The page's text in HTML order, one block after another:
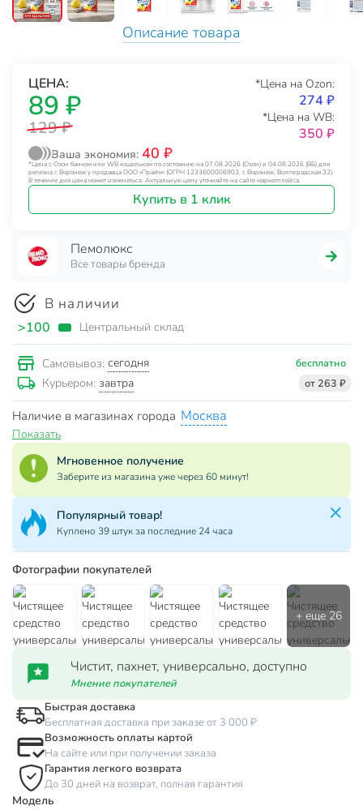
Описание товара
ЦЕНА:
89 ₽
129 ₽
*Цена на Ozon:
274 ₽
*Цена на WB:
350 ₽
Ваша экономия: 40 ₽
*Цена с Озон банком или WB кошельком по состоянию на 07.08.2026 (Озон) и 04.08.2026 (ВБ) для
региона г. Воронеж у продавца ООО «Прайм» (ОГРН 1233600006903, г. Воронеж, Волгоградская 32).
В течение дня цена может изменяться. Актуальную цену уточняйте на сайте маркетплейса.
Купить в 1 клик
Пемолюкс
Все товары бренда
В наличии
>100 Центральный склад
Самовывоз: сегодня бесплатно
Курьером: завтра от 263 ₽
Наличие в магазинах города Москва
Показать
Мгновенное получение
Заберите из магазина уже через 60 минут!
Популярный товар!
Куплено 39 штук за последние 24 часа
Фотографии покупателей
Чистит, пахнет, универсально, доступно
Мнение покупателей
Быстрая доставка
Бесплатная доставка при заказе от 3 000 ₽
Возможность оплаты картой
На сайте или при получении заказа
Гарантия легкого возврата
До 30 дней на возврат, полная гарантия
Модель